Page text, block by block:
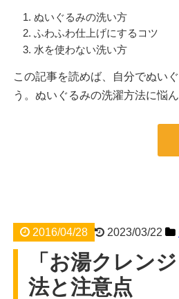
ぬいぐるみの洗い方
ふわふわ仕上げにするコツ
水を使わない洗い方
この記事を読めば、自分でぬい
う。ぬいぐるみの洗濯方法に悩
2016/04/28 2023/03/22
「お湯クレン
法と注意点